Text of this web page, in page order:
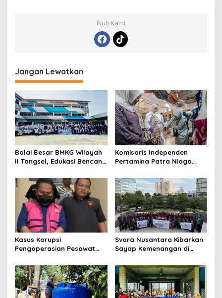
Ikuti Kami
Jangan Lewatkan
Balai Besar BMKG Wilayah
II Tangsel, Edukasi Bencana
kepada pelajar UPTD SMPN
23
Komisaris Independen
Pertamina Patra Niaga
Mitra Binaan dengan
Sentuhan Kemanusiaan dan
Keberlanjutan
Kasus Korupsi
Pengoperasian Pesawat
Development Ditetapkan
Tersangka
Svara Nusantara Kibarkan
Sayap Kemenangan di